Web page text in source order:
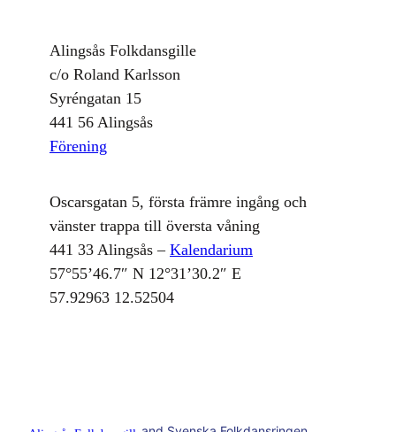
Alingsås Folkdansgille
c/o Roland Karlsson
Syréngatan 15
441 56 Alingsås
Förening
Oscarsgatan 5, första främre ingång och
vänster trappa till översta våning
441 33 Alingsås – Kalendarium
57°55’46.7″ N 12°31’30.2″ E
57.92963 12.52504